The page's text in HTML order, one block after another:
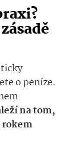
o peníze.
na tom,
rokem